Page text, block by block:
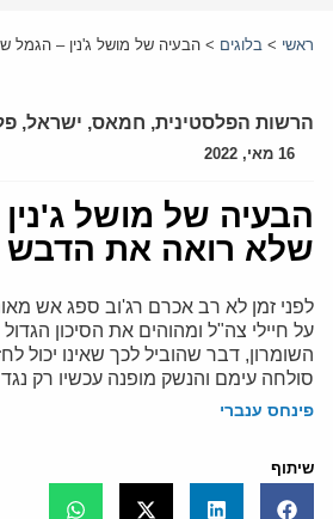
ראשי > בלוגים > הבעיה של מושל ג'נין – הגמל
הרשות הפלסטינית, חמאס, ישראל,
16 מאי, 2022
הבעיה של מושל
שלא רואה את הדבש
לפני זמן לא רב אכרם רג'וב ספג אש
על חיילי צה"ל ומהוהים את הסיכון הגדול
השומרון, דבר שהוביל לכך שאינו יכול
סולחה עימם והנשק מופנה עכשיו רק
פינחס ענברי
שיתוף